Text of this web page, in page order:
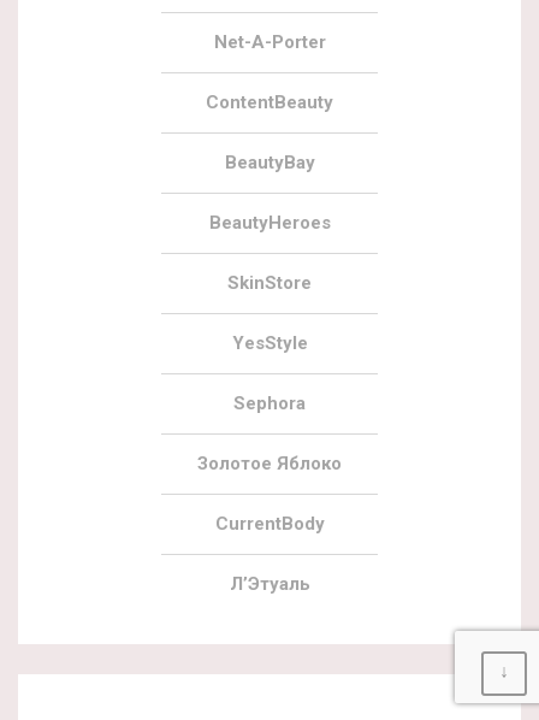
Net-A-Porter
ContentBeauty
BeautyBay
BeautyHeroes
SkinStore
YesStyle
Sephora
Золотое Яблоко
CurrentBody
Л’Этуаль
↓